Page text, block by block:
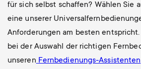
für sich selbst schaffen? Wählen Sie
eine unserer
Anforderungen am besten
bei der Auswahl der richtigen
unseren Fernbedienungs-Assistenten